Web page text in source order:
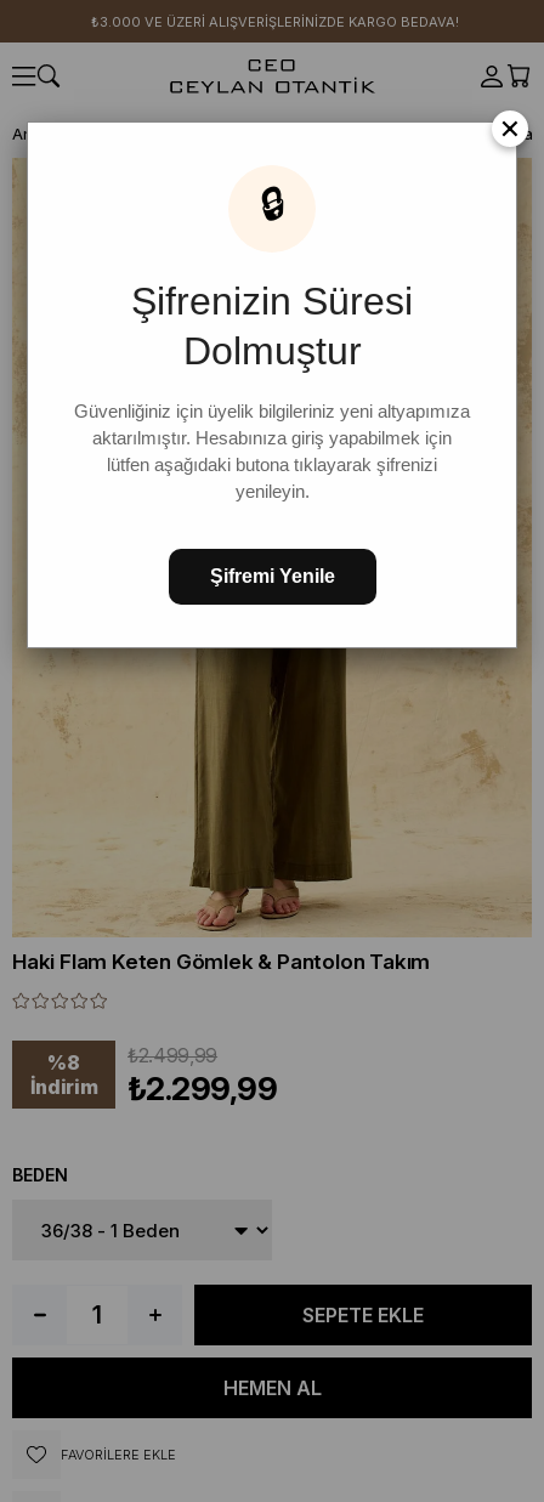
₺3.000 VE ÜZERİ ALIŞVERİŞLERİNİZDE KARGO BEDAVA!
Anasayfa Haki Flam Keten Gömlek &
Haki Flam Keten Gömlek & Pantolon Takım
%8
İndirim
₺2.499,99
₺2.299,99
BEDEN
FAVORILERE EKLE
×
🔒
Şifrenizin Süresi
Dolmuştur
Güvenliğiniz için üyelik bilgileriniz yeni altyapımıza
aktarılmıştır. Hesabınıza giriş yapabilmek için
lütfen aşağıdaki butona tıklayarak şifrenizi
yenileyin.
Şifremi Yenile